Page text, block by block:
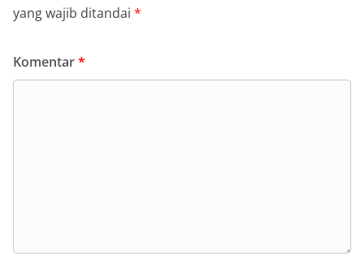
yang wajib ditandai *
Komentar*